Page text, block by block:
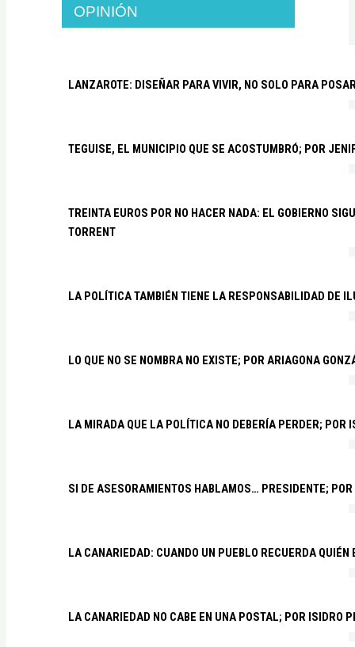
OPINIÓN
LANZAROTE: DISEÑAR PARA VIVIR, NO SOLO PARA
TEGUISE, EL MUNICIPIO QUE SE ACOSTUMBRÓ; POR
TREINTA EUROS POR NO HACER NADA: EL GOBIERNO
TORRENT
LA POLÍTICA TAMBIÉN TIENE LA RESPONSABILIDAD DE
LO QUE NO SE NOMBRA NO EXISTE; POR ARIAGONA
LA MIRADA QUE LA POLÍTICA NO DEBERÍA PERDER; POR
SI DE ASESORAMIENTOS HABLAMOS… PRESIDENTE;
LA CANARIEDAD: CUANDO UN PUEBLO RECUERDA QUIÉN
LA CANARIEDAD NO CABE EN UNA POSTAL; POR ISIDRO